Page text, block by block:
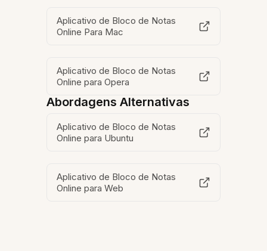
Aplicativo de Bloco de Notas
Online Para Mac
Aplicativo de Bloco de Notas
Online para Opera
Abordagens Alternativas
Aplicativo de Bloco de Notas
Online para Ubuntu
Aplicativo de Bloco de Notas
Online para Web